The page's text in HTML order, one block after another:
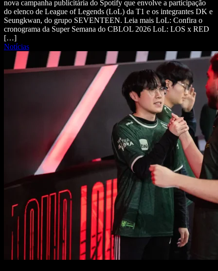
nova campanha publicitária do Spotify que envolve a participação
do elenco de League of Legends (LoL) da T1 e os integrantes DK e
Seungkwan, do grupo SEVENTEEN. Leia mais LoL: Confira o
cronograma da Super Semana do CBLOL 2026 LoL: LOS x RED
[…]
Notícias